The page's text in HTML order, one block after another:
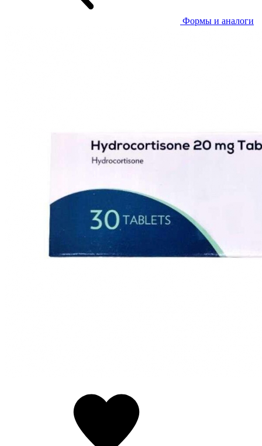
Формы и аналоги